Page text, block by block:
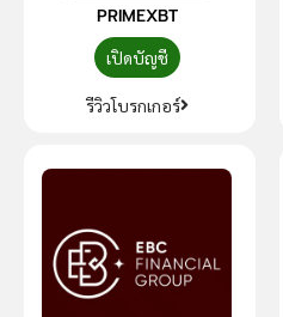
PRIMEXBT
เปิดบัญชี
รีวิวโบรกเกอร์